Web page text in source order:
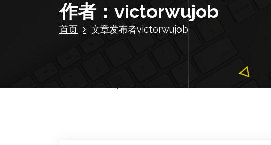
作者：victorwujob
首页 文章发布者victorwujob